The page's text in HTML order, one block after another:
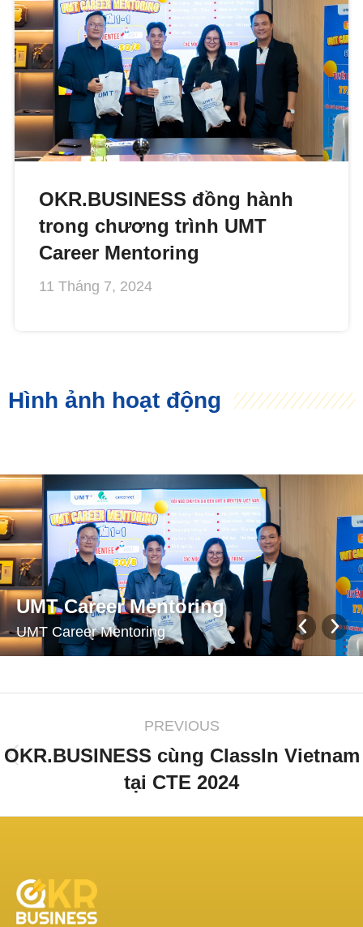
OKR.BUSINESS đồng hành
trong chương trình UMT
Career Mentoring
11 Tháng 7, 2024
Hình ảnh hoạt động
UMT Career Mentoring
UMT Career Mentoring
PREVIOUS
OKR.BUSINESS cùng ClassIn Vietnam
tại CTE 2024